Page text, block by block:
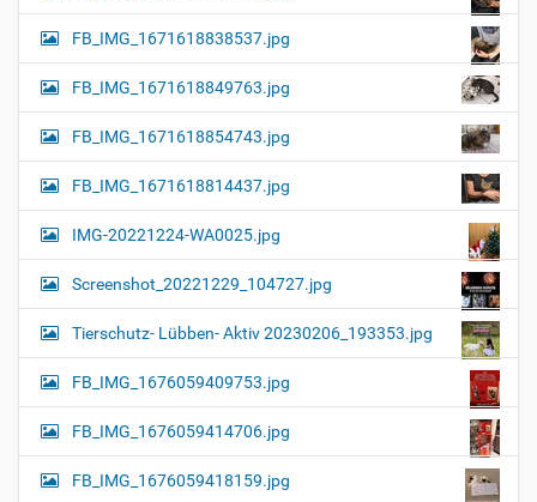
FB_IMG_1671618838537.jpg
FB_IMG_1671618849763.jpg
FB_IMG_1671618854743.jpg
FB_IMG_1671618814437.jpg
IMG-20221224-WA0025.jpg
Screenshot_20221229_104727.jpg
Tierschutz- Lübben- Aktiv 20230206_193353.jpg
FB_IMG_1676059409753.jpg
FB_IMG_1676059414706.jpg
FB_IMG_1676059418159.jpg